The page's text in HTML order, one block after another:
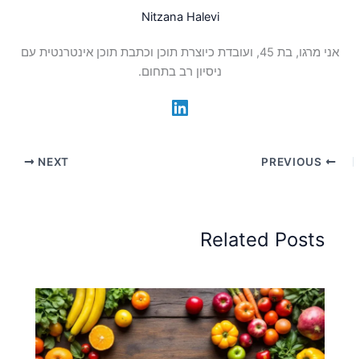
Nitzana Halevi
אני מרגו, בת 45, ועובדת כיוצרת תוכן וכתבת תוכן אינטרנטית עם
ניסיון רב בתחום.
NEXT
Related Posts